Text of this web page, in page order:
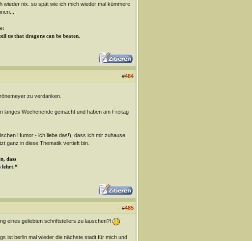
wieder nix. so spät wie ich mich wieder mal kümmere
us that dragons can be beaten.
#484
zu verdanken.
langes Wochenende gemacht und haben am Freitag
Humor - ich liebe das!), dass ich mir zuhause
ganz in diese Thematik vertieft bin.
dass
lehrt.“
#485
eines geliebten schriftstellers zu lauschen?!
ist berlin mal wieder die nächste stadt für mich und